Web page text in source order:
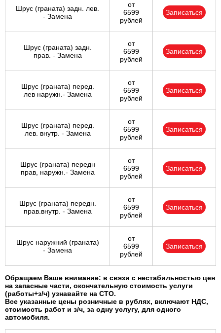
Шрус (граната) задн. лев.
- Замена
от
6599
рублей
Записаться
Шрус (граната) задн.
прав. - Замена
от
6599
рублей
Записаться
Шрус (граната) перед.
лев наружн.- Замена
от
6599
рублей
Записаться
Шрус (граната) перед.
лев. внутр. - Замена
от
6599
рублей
Записаться
Шрус (граната) передн
прав, наружн.- Замена
от
6599
рублей
Записаться
Шрус (граната) передн.
прав.внутр. - Замена
от
6599
рублей
Записаться
Шрус наружний (граната)
- Замена
от
6599
рублей
Записаться
Обращаем Ваше внимание: в связи с нестабильностью цен
на запасные части, окончательную стоимость услуги
(работы+з/ч) узнавайте на СТО.
Все указанные цены розничные в рублях, включают НДС,
стоимость работ и з/ч, за одну услугу, для одного
автомобиля.